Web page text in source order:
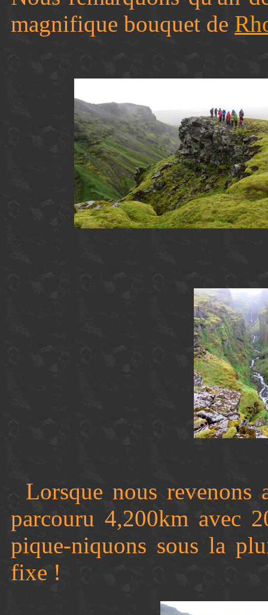
magnifique bouquet de
Lorsque nous revenons
parcouru 4,200km avec
pique-niquons sous la
fixe !